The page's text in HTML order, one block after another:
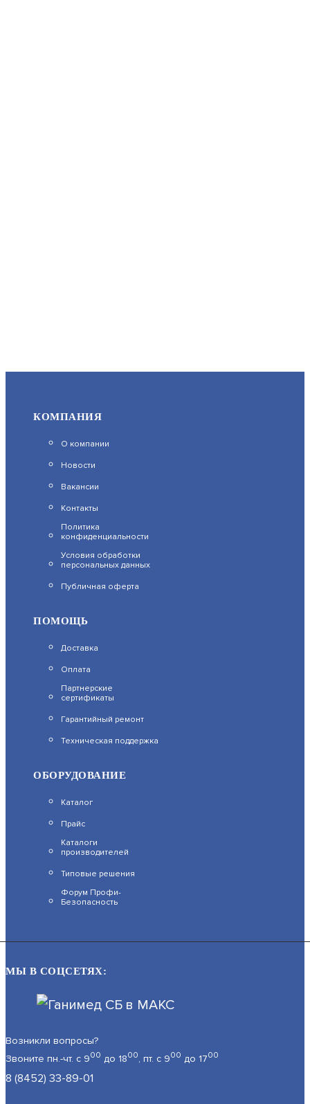
DS-2CD2623G2-IZS
АРТИКУЛ: УТ000047690
DS-2CD2027G2-LU(C)(4MM)
ПРОФЕССИОНАЛЬНАЯ ВИДЕОКАМЕРА
АРТИКУЛ: УТ000053756
19 290
SV2018RZ
В КОРЗИНУ
АРТИКУЛ: УТ000037083
КОМПАНИЯ
О компании
Новости
Вакансии
Контакты
Политика
конфиденциальности
Условия обработки
персональных данных
Публичная оферта
ПОМОЩЬ
Доставка
Оплата
Партнерские
сертификаты
Гарантийный ремонт
Техническая поддержка
ОБОРУДОВАНИЕ
Каталог
Прайс
Каталоги
производителей
Типовые решения
Форум Профи-
Безопасность
МЫ В СОЦСЕТЯХ:
Возникли вопросы?
Звоните пн.-чт. с 900 до 1800, пт. с 900 до 1700
8 (8452) 33-89-01